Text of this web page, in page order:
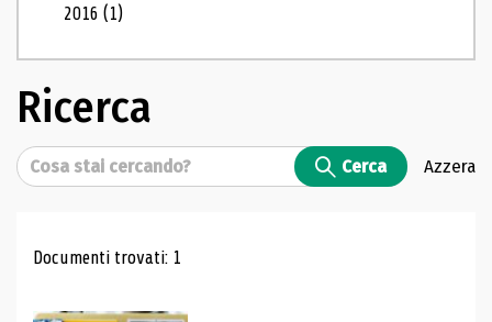
2016(1)
Ricerca
Cerca Cerca Azzera
Risultati di ricerca
Documenti trovati: 1